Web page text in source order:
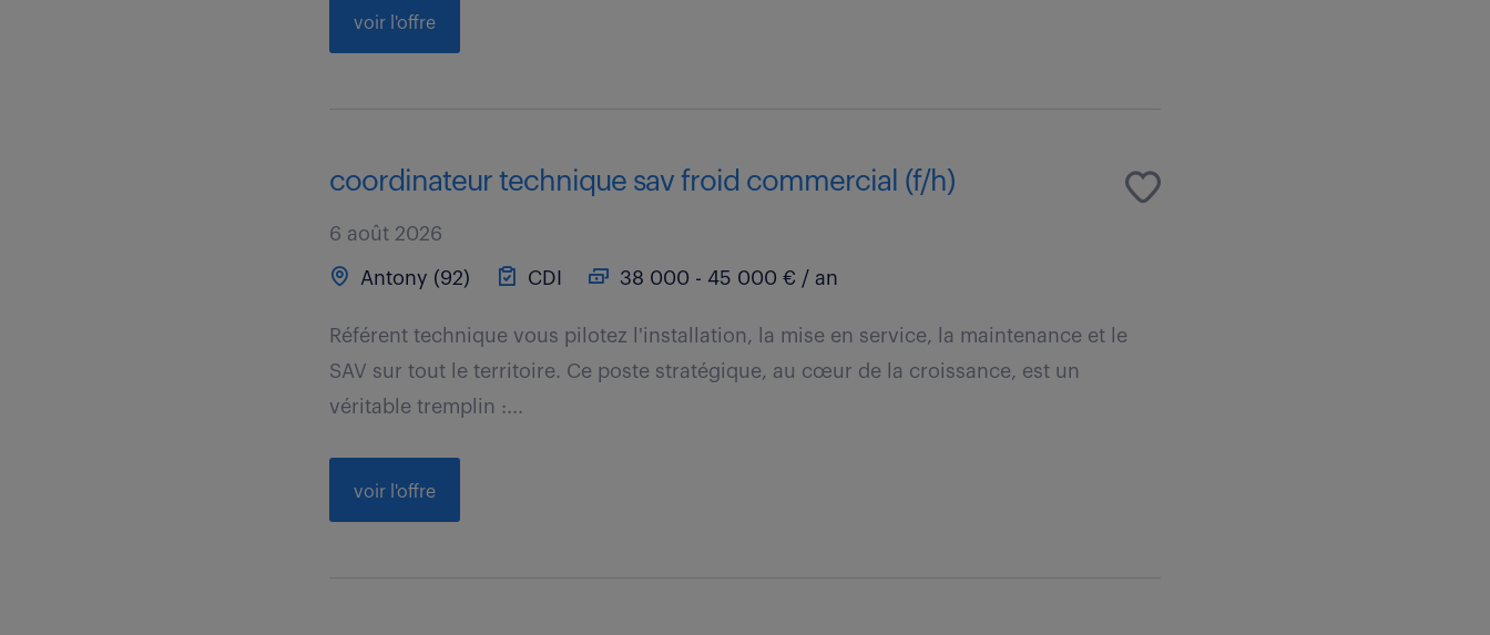
voir l'offre
coordinateur technique sav froid commercial (f/h)
6 août 2026
Antony (92) CDI 38 000 - 45 000 € / an
Référent technique vous pilotez l'installation, la mise en service, la maintenance et le
SAV sur tout le territoire. Ce poste stratégique, au cœur de la croissance, est un
véritable tremplin :...
voir l'offre